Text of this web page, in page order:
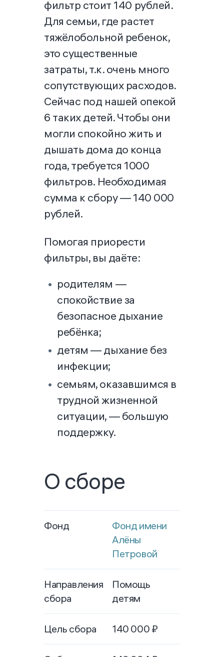
фильтр стоит 140 рублей.
Для семьи, где растет
тяжёлобольной ребенок,
это существенные
затраты, т.к. очень много
сопутствующих расходов.
Сейчас под нашей опекой
6 таких детей. Чтобы они
могли спокойно жить и
дышать дома до конца
года, требуется 1000
фильтров. Необходимая
сумма к сбору — 140 000
рублей.
Помогая приорести
фильтры, вы даёте:
родителям —
спокойствие за
безопасное дыхание
ребёнка;
детям — дыхание без
инфекции;
семьям, оказавшимся в
трудной жизненной
ситуации, — большую
поддержку.
О сборе
Фонд
Фонд имени
Алёны
Петровой
Направления
сбора
Помощь
детям
Цель сбора 140 000 ₽